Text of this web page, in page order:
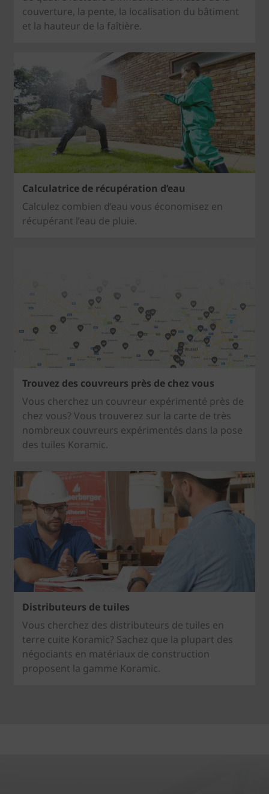
couverture, la pente, la localisation du bâtiment
et la hauteur de la faîtière.
Calculatrice de récupération d’eau
Calculez combien d’eau vous économisez en
récupérant l’eau de pluie.
Trouvez des couvreurs près de chez vous
Vous cherchez un couvreur expérimenté près de
chez vous? Vous trouverez sur la carte de très
nombreux couvreurs expérimentés dans la pose
des tuiles Koramic.
Distributeurs de tuiles
Vous cherchez des distributeurs de tuiles en
terre cuite Koramic? Sachez que la plupart des
négociants en matériaux de construction
proposent la gamme Koramic.